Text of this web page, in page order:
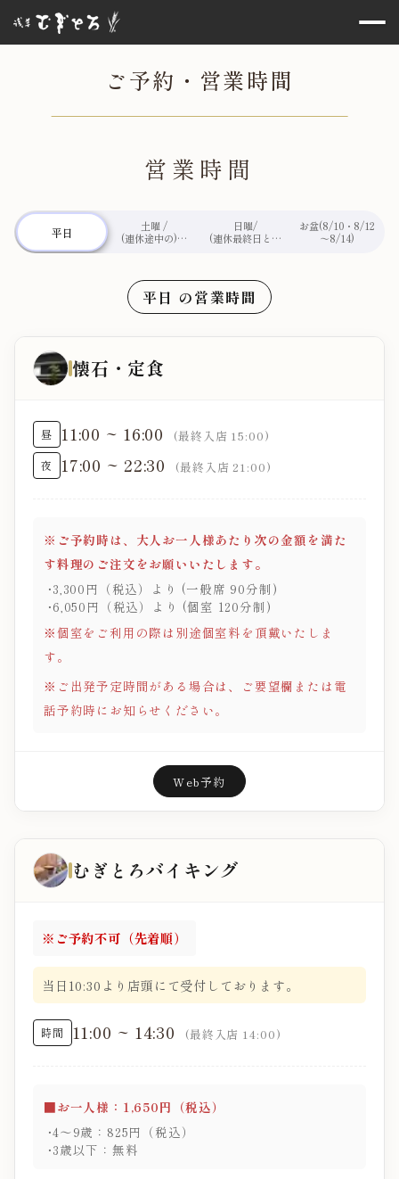
ご予約・営業時間
営業時間
平日
土曜 /
(連休途中の)日
日曜/
(連休最終日とな
お盆(8/10・8/12
～8/14)
平日 の営業時間
懐石・定食
昼 11:00 ~ 16:00 (最終入店 15:00)
夜 17:00 ~ 22:30 (最終入店 21:00)
※ご予約時は、大人お一人様あたり次の金額を満た
す料理のご注文をお願いいたします。
3,300円（税込）より (一般席 90分制)
6,050円（税込）より (個室 120分制)
※個室をご利用の際は別途個室料を頂戴いたしま
す。
※ご出発予定時間がある場合は、ご要望欄または電
話予約時にお知らせください。
Web予約
むぎとろバイキング
※ご予約不可（先着順）
当日10:30より店頭にて受付しております。
時間 11:00 ~ 14:30 (最終入店 14:00)
■お一人様：1,650円（税込）
4～9歳：825円（税込）
3歳以下：無料